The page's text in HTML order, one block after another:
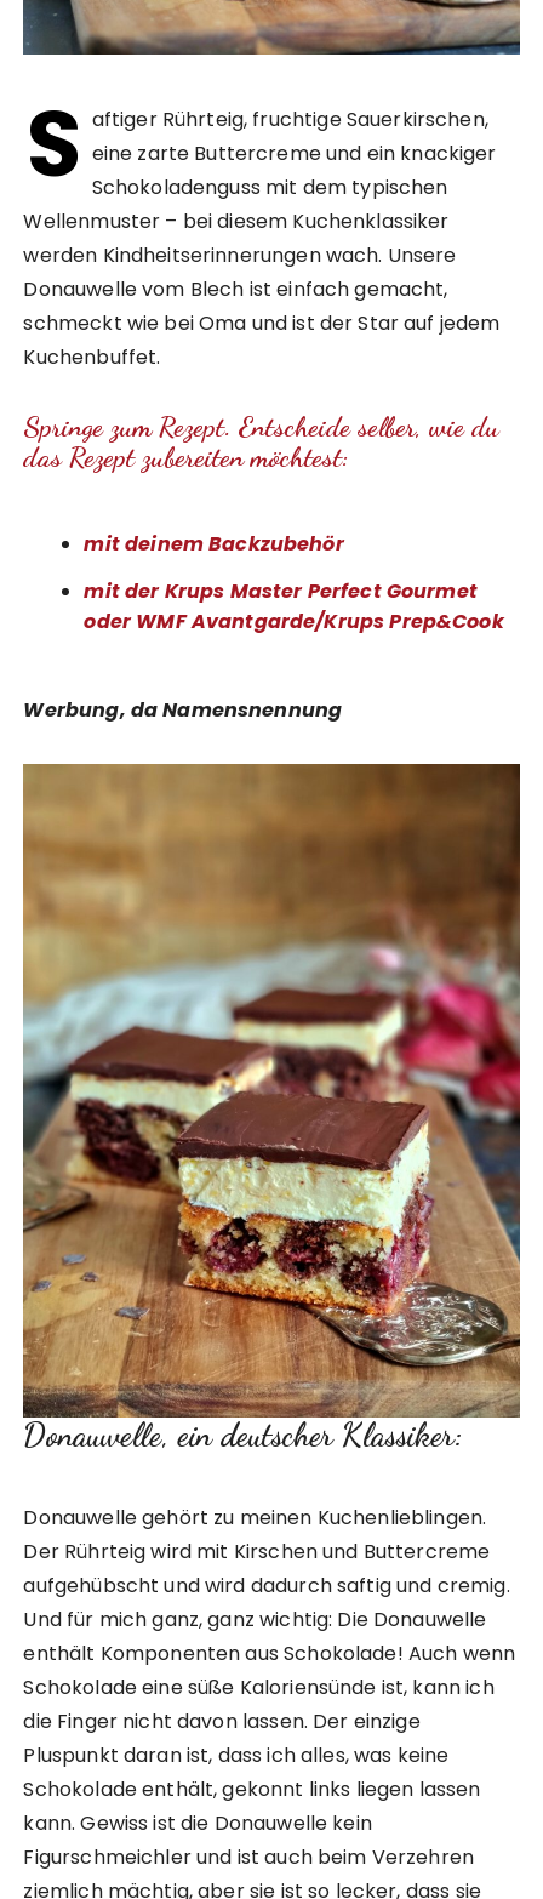
S aftiger Rührteig, fruchtige Sauerkirschen,
eine zarte Buttercreme und ein knackiger
Schokoladenguss mit dem typischen
Wellenmuster – bei diesem Kuchenklassiker
werden Kindheitserinnerungen wach. Unsere
Donauwelle vom Blech ist einfach gemacht,
schmeckt wie bei Oma und ist der Star auf jedem
Kuchenbuffet.
Springe zum Rezept. Entscheide selber, wie du
das Rezept zubereiten möchtest:
mit deinem Backzubehör
mit der Krups Master Perfect Gourmet
oder WMF Avantgarde/Krups Prep&Cook
Werbung, da Namensnennung
Donauwelle, ein deutscher Klassiker:
Donauwelle gehört zu meinen Kuchenlieblingen.
Der Rührteig wird mit Kirschen und Buttercreme
aufgehübscht und wird dadurch saftig und cremig.
Und für mich ganz, ganz wichtig: Die Donauwelle
enthält Komponenten aus Schokolade! Auch wenn
Schokolade eine süße Kaloriensünde ist, kann ich
die Finger nicht davon lassen. Der einzige
Pluspunkt daran ist, dass ich alles, was keine
Schokolade enthält, gekonnt links liegen lassen
kann. Gewiss ist die Donauwelle kein
Figurschmeichler und ist auch beim Verzehren
ziemlich mächtig, aber sie ist so lecker, dass sie